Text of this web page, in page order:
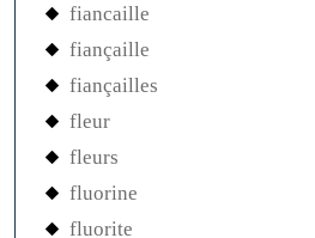
fiancaille
fiançaille
fiançailles
fleur
fleurs
fluorine
fluorite